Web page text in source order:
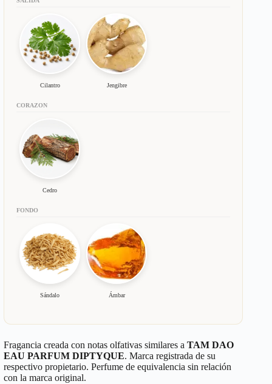
Cilantro Jengibre
CORAZON
Cedro
FONDO
Sándalo Ámbar
Fragancia creada con notas olfativas similares a TAM DAO
EAU PARFUM DIPTYQUE. Marca registrada de su
respectivo propietario. Perfume de equivalencia sin relación
con la marca original.